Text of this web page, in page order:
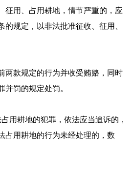
征用、占用耕地，情节严重的，应
的规定，以非法批准征收、征用、
两款规定的行为并收受贿赂，同时
并罚的规定处罚。
用耕地的犯罪，依法应当追诉的，
占用耕地的行为未经处理的，数